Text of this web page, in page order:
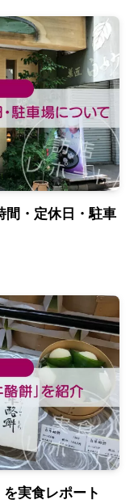
間・定休日・駐車
実食レポート